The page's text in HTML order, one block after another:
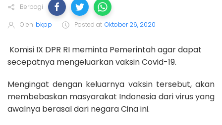
Berbagi
Oleh bkpp Posted at Oktober 26, 2020
Komisi IX DPR RI meminta Pemerintah agar dapat
secepatnya mengeluarkan vaksin Covid-19.
Mengingat dengan keluarnya vaksin tersebut, akan
membebaskan masyarakat Indonesia dari virus yang
awalnya berasal dari negara Cina ini.